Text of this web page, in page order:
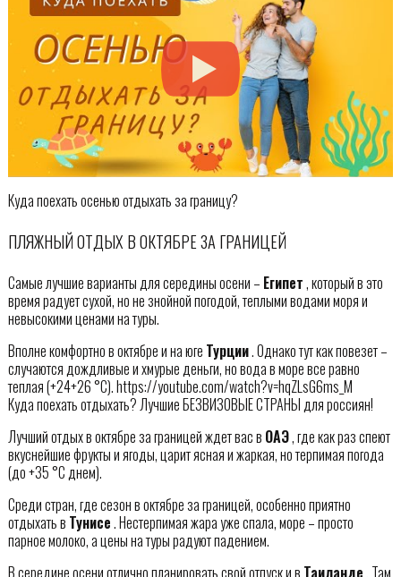
Куда поехать осенью отдыхать за границу?
ПЛЯЖНЫЙ ОТДЫХ В ОКТЯБРЕ ЗА ГРАНИЦЕЙ
Самые лучшие варианты для середины осени – Египет, который в это
время радует сухой, но не знойной погодой, теплыми водами моря и
невысокими ценами на туры.
Вполне комфортно в октябре и на юге Турции. Однако тут как повезет –
случаются дождливые и хмурые деньги, но вода в море все равно
теплая (+24+26 °С). https://youtube.com/watch?v=hqZLsG6ms_M
Куда поехать отдыхать? Лучшие БЕЗВИЗОВЫЕ СТРАНЫ для россиян!
Лучший отдых в октябре за границей ждет вас в ОАЭ, где как раз спеют
вкуснейшие фрукты и ягоды, царит ясная и жаркая, но терпимая погода
(до +35 °С днем).
Среди стран, где сезон в октябре за границей, особенно приятно
отдыхать в Тунисе. Нестерпимая жара уже спала, море – просто
парное молоко, а цены на туры радуют падением.
В середине осени отлично планировать свой отпуск и в Таиланде. Там